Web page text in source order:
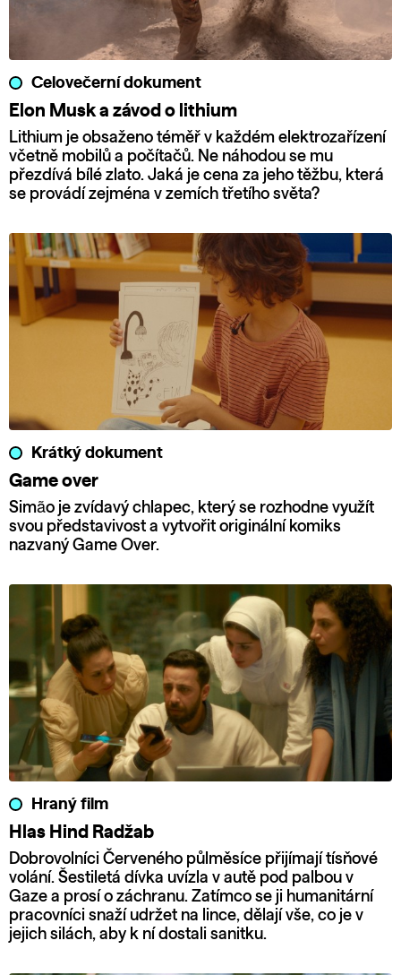
Celovečerní dokument
Elon Musk a závod o lithium
Lithium je obsaženo téměř v každém elektrozařízení
včetně mobilů a počítačů. Ne náhodou se mu
přezdívá bílé zlato. Jaká je cena za jeho těžbu, která
se provádí zejména v zemích třetího světa?
Krátký dokument
Game over
Simão je zvídavý chlapec, který se rozhodne využít
svou představivost a vytvořit originální komiks
nazvaný Game Over.
Hraný film
Hlas Hind Radžab
Dobrovolníci Červeného půlměsíce přijímají tísňové
volání. Šestiletá dívka uvízla v autě pod palbou v
Gaze a prosí o záchranu. Zatímco se ji humanitární
pracovníci snaží udržet na lince, dělají vše, co je v
jejich silách, aby k ní dostali sanitku.